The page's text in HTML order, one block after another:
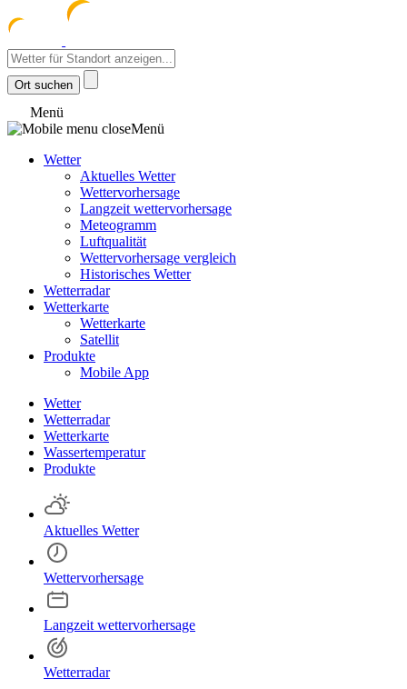
Menü
Menü
Wetter
Aktuelles Wetter
Wettervorhersage
Langzeit wettervorhersage
Meteogramm
Luftqualität
Wettervorhersage vergleich
Historisches Wetter
Wetterradar
Wetterkarte
Wetterkarte
Satellit
Produkte
Mobile App
Wetter
Wetterradar
Wetterkarte
Wassertemperatur
Produkte
Aktuelles Wetter
Wettervorhersage
Langzeit wettervorhersage
Wetterradar